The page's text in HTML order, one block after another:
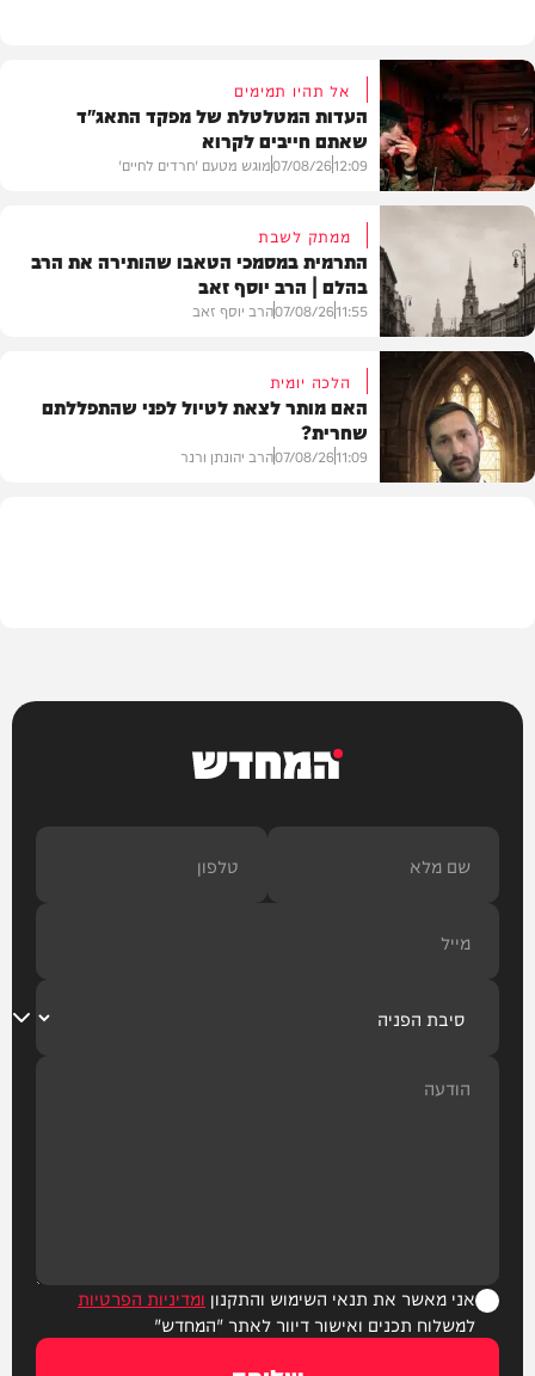
דעות
אל תהיו תמימים
העדות המטלטלת של מפקד התאג"ד
שאתם חייבים לקרוא
12:09
07/08/26מוגש מטעם 'חרדים לחיים'
בית המדרש
ממתק לשבת
התרמית במסמכי הטאבו שהותירה את הרב
בהלם | הרב יוסף זאב
11:55
07/08/26הרב יוסף זאב
הלכה יומית
האם מותר לצאת לטיול לפני שהתפללתם
שחרית?
11:09
07/08/26הרב יהונתן ורנר
המחדש
אני מאשר את תנאי השימוש והתקנון ומדיניות הפרטיות
למשלוח תכנים ואישור דיוור לאתר "המחדש"